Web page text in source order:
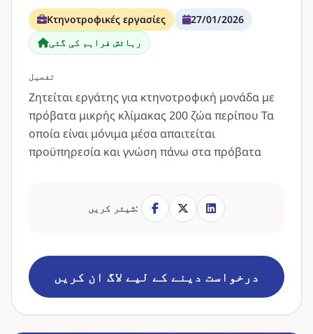
Κτηνοτροφικές εργασίες
27/01/2026
رہائش فراہم کی گئی
تفصیل
Ζητείται εργάτης για κτηνοτροφική μονάδα με
πρόβατα μικρής κλίμακας 200 ζώα περίπου Τα
οποία είναι μόνιμα μέσα απαιτείται
προϋπηρεσία και γνώση πάνω στα πρόβατα
شیئر کریں:
درخواست دینے کے لیے لاگ ان کریں